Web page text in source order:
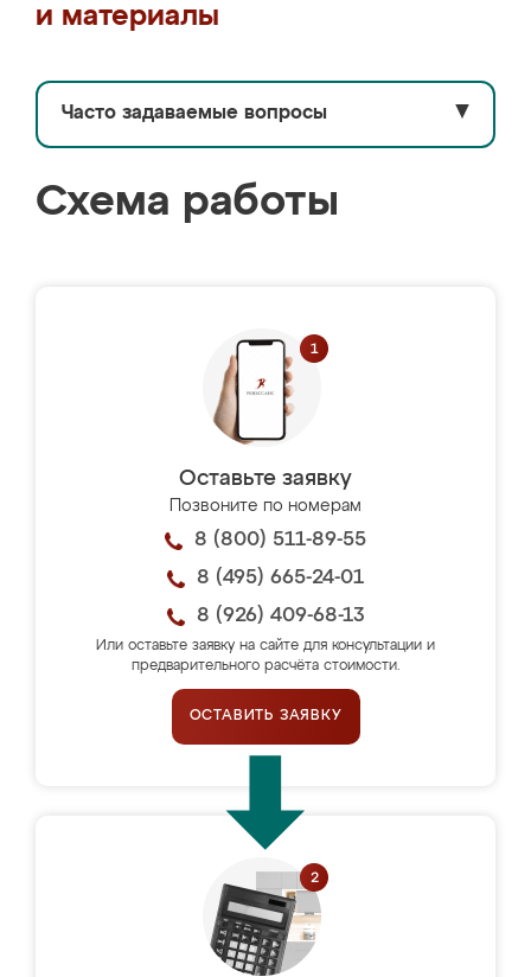
и материалы
Часто задаваемые вопросы ▼
Схема работы
Оставьте заявку
Позвоните по номерам
8 (800) 511-89-55
8 (495) 665-24-01
8 (926) 409-68-13
Или оставьте заявку на сайте для консультации и
предварительного расчёта стоимости.
ОСТАВИТЬ ЗАЯВКУ